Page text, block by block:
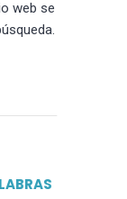
web se